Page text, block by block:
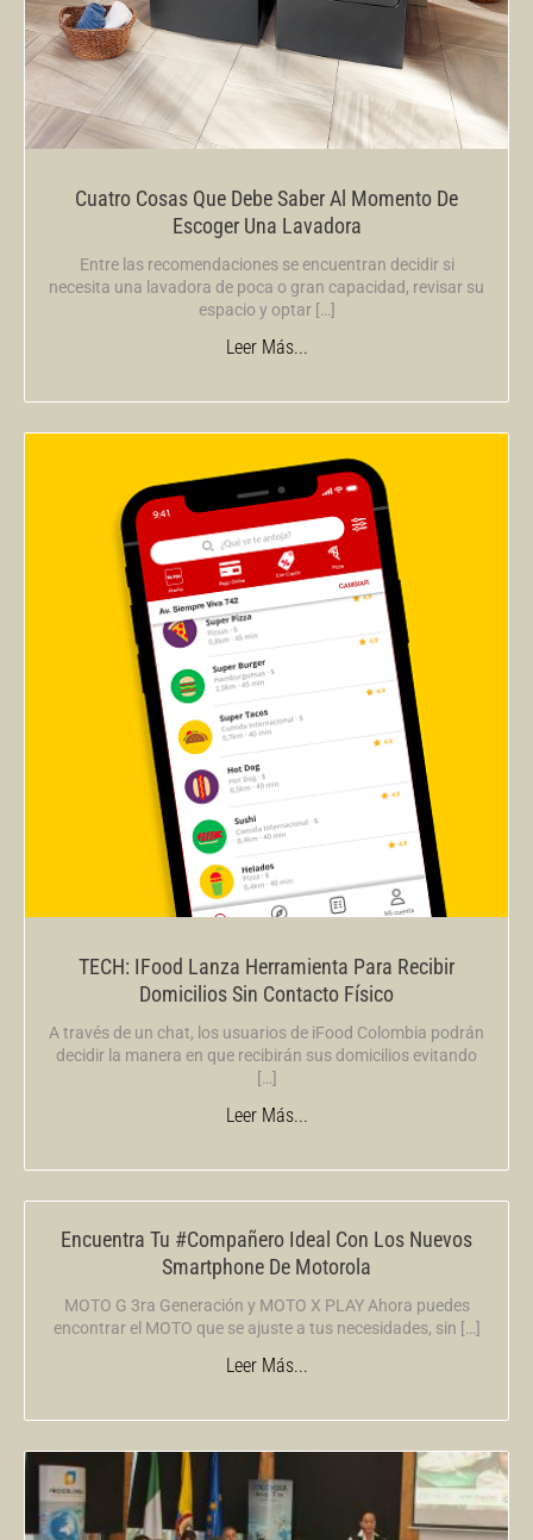
Cuatro Cosas Que Debe Saber Al Momento De
Escoger Una Lavadora
Entre las recomendaciones se encuentran decidir si
necesita una lavadora de poca o gran capacidad, revisar su
espacio y optar […]
Leer Más...
TECH: IFood Lanza Herramienta Para Recibir
Domicilios Sin Contacto Físico
A través de un chat, los usuarios de iFood Colombia podrán
decidir la manera en que recibirán sus domicilios evitando
[…]
Leer Más...
Encuentra Tu #Compañero Ideal Con Los Nuevos
Smartphone De Motorola
MOTO G 3ra Generación y MOTO X PLAY Ahora puedes
encontrar el MOTO que se ajuste a tus necesidades, sin […]
Leer Más...